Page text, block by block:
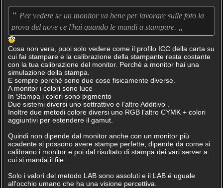
“ Per vedere se un monitor va bene per lavorare sulle foto la
prova del nove ce l'hai quando le mandi a stampare. „
Cosa non vera, puoi solo vedere come il profilo ICC della carta su
cui fai stampare e la calibrazione della stampante resta costante
con la tua calibrazione del monitor. Perchè a monitor hai una
simulazione della stampa.
E sempre perchè sono due cose fisicamente diverse.
A monitor i colori sono luce
In Stampa i colori sono pigmento
Due sistemi diversi uno sottrattivo e l'altro Additivo .
Inoltre due metodi colore diversi uno RGB l'altro CYMK + colori
aggiuntivi per estendere il gamut.
Quindi non dipende dal monitor anche con un monitor più
scadente si possono avere stampe perfette, dipende da come si
calibrano i monitor e poi dal risultato di stampa dei vari server a
cui si manda il file.
Solo i valori del metodo LAB sono assoluti e il LAB é uguale
all'occhio umano che ha una visione percettiva.